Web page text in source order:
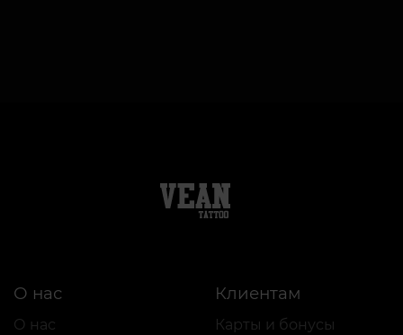
О нас
О нас
Клиентам
Карты и бонусы